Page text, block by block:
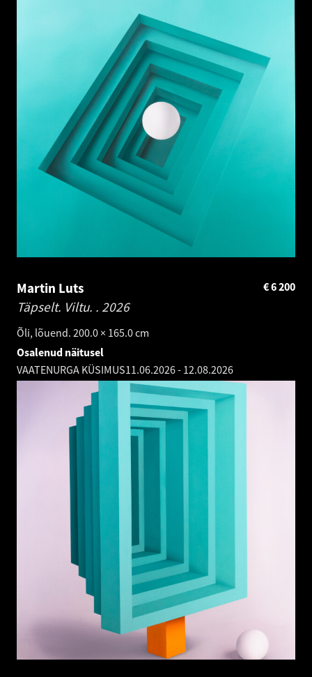
Martin Luts
Täpselt. Viltu. . 2026
Õli, lõuend. 200.0 × 165.0 cm
6 200
€
Osalenud näitusel
VAATENURGA KÜSIMUS11.06.2026- 12.08.2026